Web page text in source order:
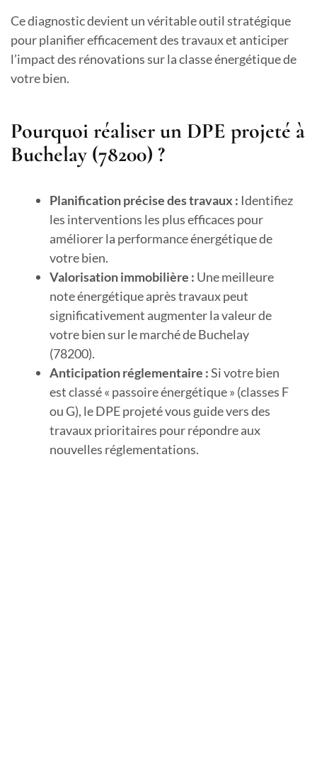
Ce diagnostic devient un véritable outil stratégique
pour planifier efficacement des travaux et anticiper
l’impact des rénovations sur la classe énergétique de
votre bien.
Pourquoi réaliser un DPE projeté à
Buchelay (78200) ?
Planification précise des travaux : Identifiez
les interventions les plus efficaces pour
améliorer la performance énergétique de
votre bien.
Valorisation immobilière : Une meilleure
note énergétique après travaux peut
significativement augmenter la valeur de
votre bien sur le marché de Buchelay
(78200).
Anticipation réglementaire :Si votre bien
est classé « passoire énergétique » (classes F
ou G), le DPE projeté vous guide vers des
travaux prioritaires pour répondre aux
nouvelles réglementations.